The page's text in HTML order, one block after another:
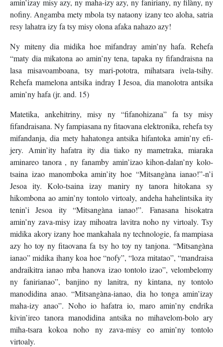
nofiny. Angamba mety mbola tsy nataony izany teo aloha, satria
resy lahatra izy fa tsy misy olona afaka nahazo azy!
Ny miteny dia midika hoe mifandray amin’ny hafa. Rehefa
“maty dia mikatona ao amin’ny tena, tapaka ny fifandraisna na
lasa misavoamboana, tsy mari-pototra, mihatsara ivela-tsihy.
Rehefa mamelona antsika indray I Jesoa, dia manolotra antsika
amin’ny hafa (jr. and. 15)
Matetika, ankehitriny, misy ny “fifanohizana” fa tsy misy
fifandraisana. Ny fampiasana ny fitaovana elektronika, rehefa tsy
mifandanja, dia mety hahatonga antsika hifantoka amin’ny efi-
jery. Amin’ity hafatra ity dia tiako ny mametraka, miaraka
aminareo tanora , ny fanamby amin’izao kihon-dalan’ny kolo-
tsaina izao manomboka amin’ity hoe “Mitsangàna ianao!”-n’i
Jesoa ity. Kolo-tsaina izay maniry ny tanora hitokana sy
hikombona ao amin’ny tontolo virtoaly, andeha hahelintsika ity
tenin’i Jesoa ity “Mitsangàna ianao!”. Fanasana hisokatra
amin’ny zava-misy izay mihoatra lavitra noho ny virtoaly. Tsy
midika akory izany hoe mankahala ny technologie, fa mampiasa
azy ho toy ny fitaovana fa tsy ho toy ny tanjona. “Mitsangàna
ianao” midika ihany koa hoe “nofy”, “loza mitatao”, “mandraisa
andraikitra ianao mba hanova izao tontolo izao”, velombelomy
ny fanirianao”, banjino ny lanitra, ny kintana, ny tontolo
manodidina anao. “Mitsangàna-ianao, dia ho tonga amin’izay
maha-izy anao”. Noho io hafatra io, maro amin’ny endrika
kivin’ireo tanora manodidina antsika no mihavelom-bolo ary
miha-tsara kokoa noho ny zava-misy eo amin’ny tontolo
virtoaly.